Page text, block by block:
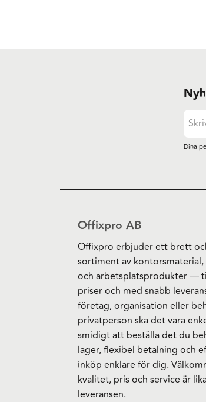
Dina
Offixpro AB
Offixpro erbjuder ett brett
sortiment av
och arbetsplatsprodukter —
priser och med snabb
företag, organisation eller
privatperson ska det vara
smidigt att beställa det du
lager, flexibel betalning och
inköp enklare för dig.
kvalitet, pris och service är
leveransen.